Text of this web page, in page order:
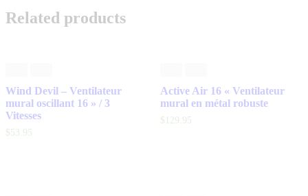
Related products
Wind Devil – Ventilateur
mural oscillant 16 » / 3
Vitesses
$53. 95
Active Air 16 « Ventilateur
mural en métal robuste
$ 129. 95